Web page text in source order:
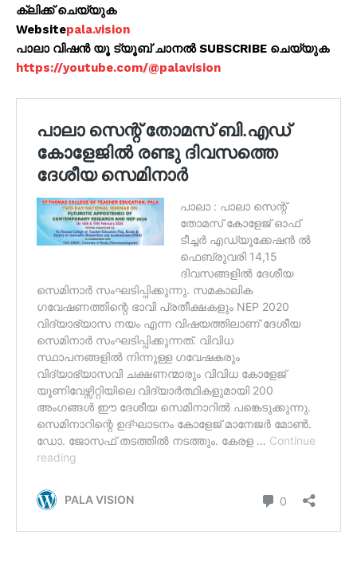
ക്ലിക്ക് ചെയ്യുക
Websitepala.vision
പാലാ വിഷൻ യൂ ട്യൂബ് ചാനൽ SUBSCRIBE ചെയ്യുക
https://youtube.com/@palavision